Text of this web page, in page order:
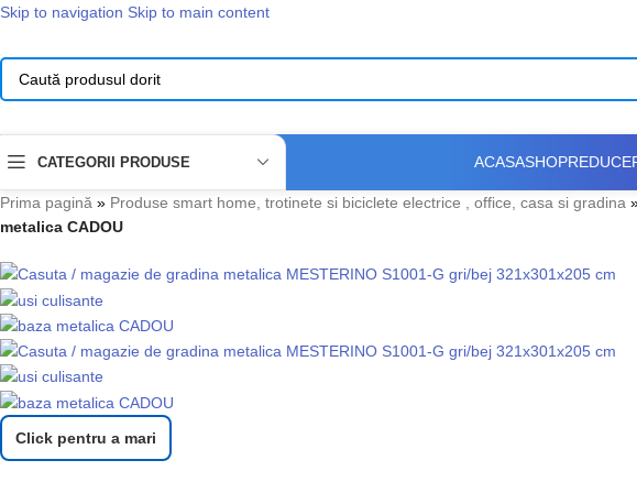
Skip to navigation Skip to main content
CATEGORII PRODUSE ACASASHOP
Prima pagină » Produse smart home, trotinete si biciclete electrice , office, casa si gradina
metalica CADOU
Click pentru a mari